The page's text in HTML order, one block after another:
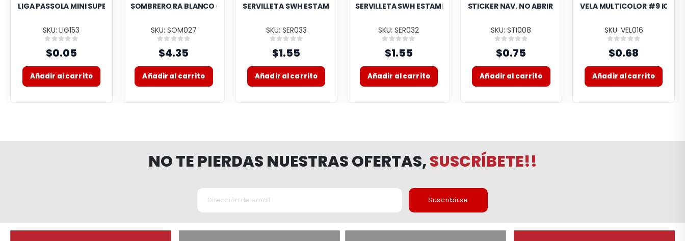
LIGA PASSOLA MINI SUPER RESISTENTE 250 PZAS V/COLORES
SKU: LIG153
Rating:
0%
$0.05
Añadir al carrito
SOMBRERO RA BLANCO C/CELESTE GUAYAQUILEÑA
SKU: SOM027
Rating:
0%
$4.35
Añadir al carrito
SERVILLETA SWH ESTAMPADA HB CELESTE 10UND 58J2T-21A
SKU: SER033
Rating:
0%
$1.55
Añadir al carrito
SERVILLETA SWH ESTAMPADA HB ROSA 10UND 58J2T-18A
SKU: SER032
Rating:
0%
$1.55
Añadir al carrito
STICKER NAV. NO ABRIR HASTA NAVIDAD
SKU: STI008
Rating:
0%
$0.75
Añadir al carrito
VELA MULTICOLOR #9
SKU: VEL016
Rating:
0%
$0.68
Añadir al carrito
NO TE PIERDAS NUESTRAS OFERTAS,SUSCRÍBETE!!
Suscribirse